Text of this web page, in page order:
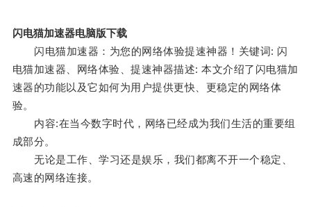
闪电猫加速器电脑版下载
闪电猫加速器：为您的网络体验提速神器！关键词: 闪
电猫加速器、网络体验、提速神器描述: 本文介绍了闪电猫加
速器的功能以及它如何为用户提供更快、更稳定的网络体
验。
内容:在当今数字时代，网络已经成为我们生活的重要组
成部分。
无论是工作、学习还是娱乐，我们都离不开一个稳定、
高速的网络连接。